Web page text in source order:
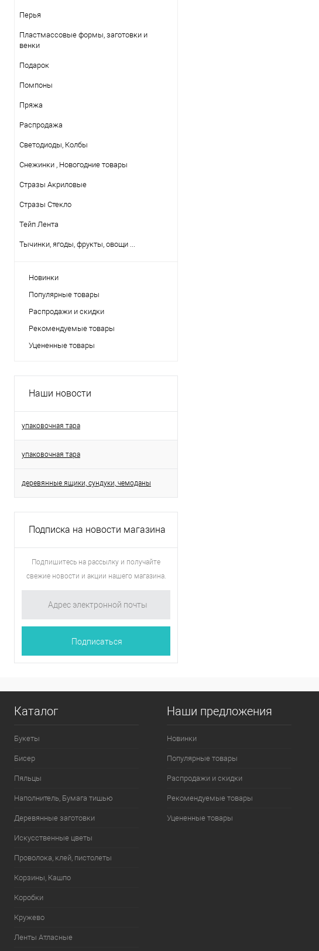
Перья
Пластмассовые формы, заготовки и
венки
Подарок
Помпоны
Пряжа
Распродажа
Светодиоды, Колбы
Снежинки , Новогодние товары
Стразы Акриловые
Стразы Стекло
Тейп Лента
Тычинки, ягоды, фрукты, овощи ...
Новинки
Популярные товары
Распродажи и скидки
Рекомендуемые товары
Уцененные товары
Наши новости
упаковочная тара
упаковочная тара
деревянные ящики, сундуки, чемоданы
Подписка на новости магазина
Подпишитесь на рассылку и получайте
свежие новости и акции нашего магазина.
Каталог
Букеты
Бисер
Пяльцы
Наполнитель, Бумага тишью
Деревянные заготовки
Искусственные цветы
Проволока, клей, пистолеты
Корзины, Кашпо
Коробки
Кружево
Ленты Атласные
Наши предложения
Новинки
Популярные товары
Распродажи и скидки
Рекомендуемые товары
Уцененные товары